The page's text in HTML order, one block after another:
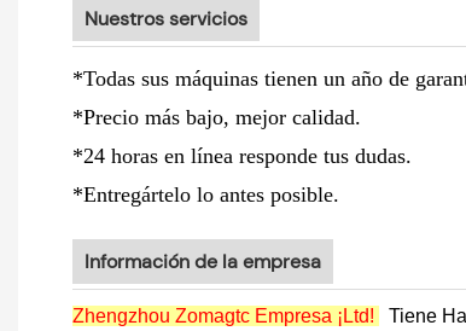
Nuestros servicios
*Todas sus máquinas tienen un año de
*Precio más bajo, mejor calidad.
*24 horas en línea responde tus dudas.
*Entregártelo lo antes posible.
Información de la empresa
Zhengzhou Zomagtc Empresa ¡Ltd! Tiene